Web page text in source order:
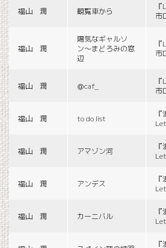
福山 潤 観覧車から
市
福山 潤
陽気なギャルソ
ン〜まどろみの窓
辺
市
福山 潤 ＠caf_
市
福山 潤 to do list
福山 潤 アマゾン河
福山 潤 アンデス
福山 潤 カーニバル